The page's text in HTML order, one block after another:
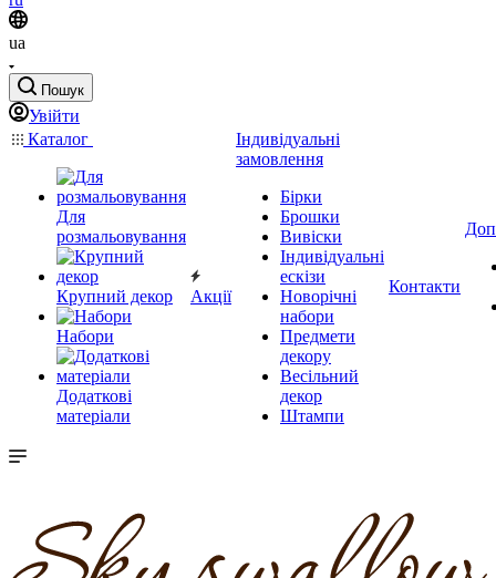
ua
Пошук
Увійти
Каталог
Для
розмальовування
Крупний декор
Набори
Додаткові
матеріали
Акції
Індивідуальні
замовлення
Бірки
Брошки
Вивіски
Індивідуальні
ескізи
Новорічні
набори
Предмети
декору
Весільний
декор
Штампи
Контакти